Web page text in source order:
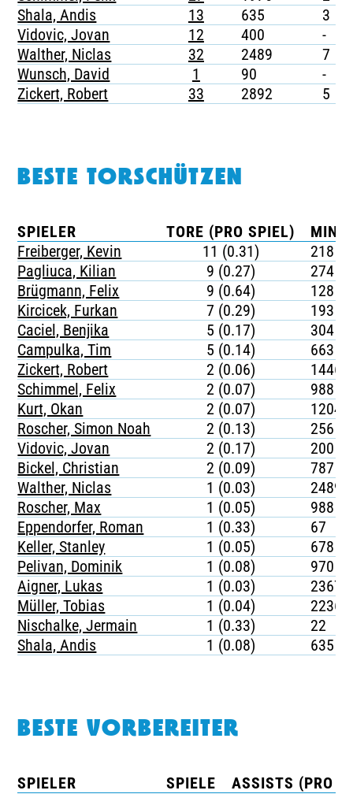
Shala, Andis
13 635 3
Vidovic, Jovan
12 400 -
Walther, Niclas
32 2489 7
Wunsch, David
1 90 -
Zickert, Robert
33 2892 5
BESTE TORSCHÜTZEN
SPIELER TORE (PRO SPIEL)
Freiberger, Kevin
11 (0.31)
218
Pagliuca, Kilian
9 (0.27)
274
Brügmann, Felix
9 (0.64)
128
Kircicek, Furkan
7 (0.29)
193
Caciel, Benjika
5 (0.17)
304
Campulka, Tim
5 (0.14)
663
Zickert, Robert
2 (0.06)
1446
Schimmel, Felix
2 (0.07)
988
Kurt, Okan
2 (0.07)
1204
Roscher, Simon Noah
2 (0.13)
256
Vidovic, Jovan
2 (0.17)
200
Bickel, Christian
2 (0.09)
787
Walther, Niclas
1 (0.03)
2489
Roscher, Max
1 (0.05)
988
Eppendorfer, Roman
1 (0.33)
67
Keller, Stanley
1 (0.05)
678
Pelivan, Dominik
1 (0.08)
970
Aigner, Lukas
1 (0.03)
2367
Müller, Tobias
1 (0.04)
2236
Nischalke, Jermain
1 (0.33)
22
Shala, Andis
1 (0.08) 635
BESTE VORBEREITER
SPIELER SPIELE
ASSISTS (PRO